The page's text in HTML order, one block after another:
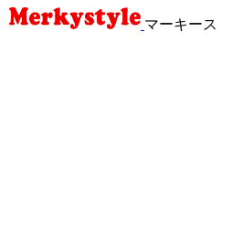
マーキース